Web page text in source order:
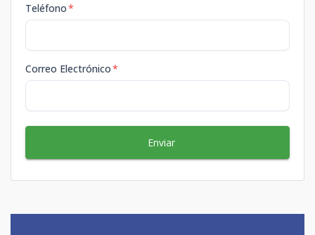
Teléfono*
Correo Electrónico*
Enviar